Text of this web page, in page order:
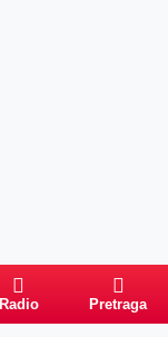
Radio Pretraga